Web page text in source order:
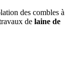
des combles à
de laine de